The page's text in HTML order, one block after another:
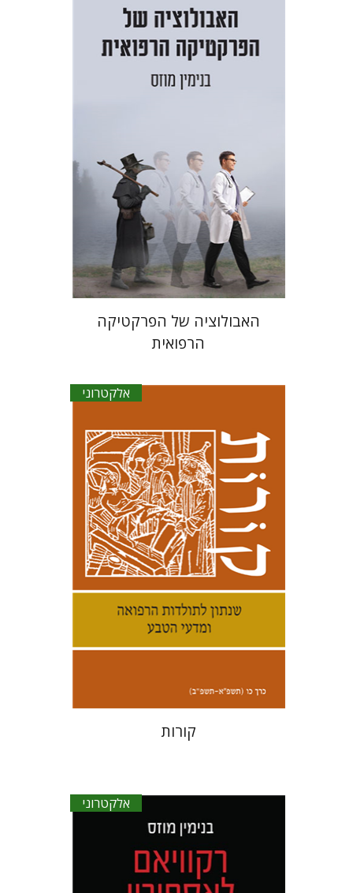
בנימין מוזס
הנחת אתר ספר אלקטרוני
$27
האבולוציה של הפרקטיקה
הרפואית
אלקטרוני
קנת קולינס
הנחת אתר ספר אלקטרוני
$23
קורות
אלקטרוני
בנימין מוזס